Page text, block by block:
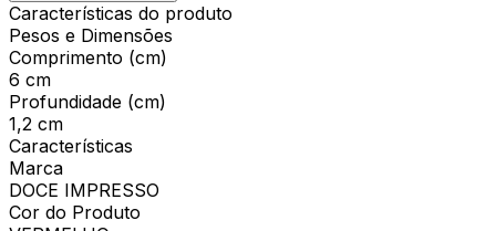
Características do produto
Pesos e Dimensões
Comprimento (cm)
6 cm
Profundidade (cm)
1,2 cm
Características
Marca
DOCE IMPRESSO
Cor do Produto